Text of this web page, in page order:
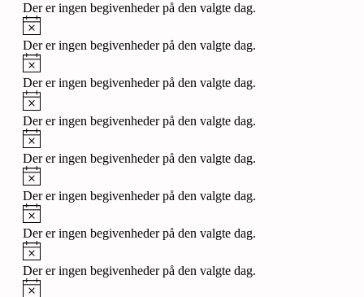
Der er ingen begivenheder på den valgte dag.
Notice
Der er ingen begivenheder på den valgte dag.
Notice
Der er ingen begivenheder på den valgte dag.
Notice
Der er ingen begivenheder på den valgte dag.
Notice
Der er ingen begivenheder på den valgte dag.
Notice
Der er ingen begivenheder på den valgte dag.
Notice
Der er ingen begivenheder på den valgte dag.
Notice
Der er ingen begivenheder på den valgte dag.
Notice